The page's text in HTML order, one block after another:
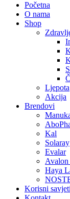
Početna
O nama
Shop
Ljepota
Akcija
Brendovi
Kal
Solaray
Evalar
Avalon
Haya
Korisni savjeti